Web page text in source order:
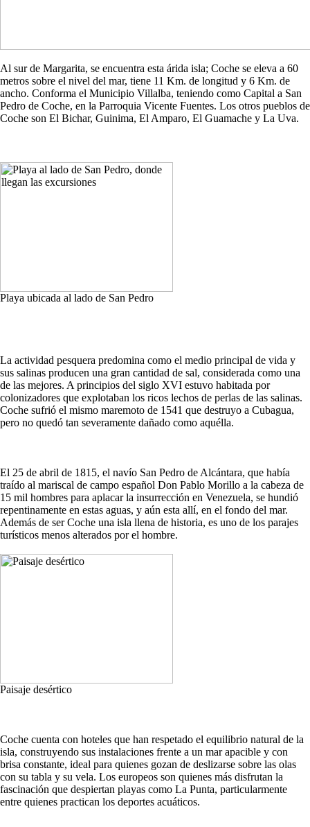
Al sur de Margarita, se encuentra esta árida isla; Coche se eleva a 60
metros sobre el nivel del mar, tiene 11 Km. de longitud y 6 Km. de
ancho. Conforma el Municipio Villalba, teniendo como Capital a San
Pedro de Coche, en la Parroquia Vicente Fuentes. Los otros pueblos de
Coche son El Bichar, Guinima, El Amparo, El Guamache y La Uva.
Playa ubicada al lado de San Pedro
La actividad pesquera predomina como el medio principal de vida y
sus salinas producen una gran cantidad de sal, considerada como una
de las mejores. A principios del siglo XVI estuvo habitada por
colonizadores que explotaban los ricos lechos de perlas de las salinas.
Coche sufrió el mismo maremoto de 1541 que destruyo a Cubagua,
pero no quedó tan severamente dañado como aquélla.
El 25 de abril de 1815, el navío San Pedro de Alcántara, que había
traído al mariscal de campo español Don Pablo Morillo a la cabeza de
15 mil hombres para aplacar la insurrección en Venezuela, se hundió
repentinamente en estas aguas, y aún esta allí, en el fondo del mar.
Además de ser Coche una isla llena de historia, es uno de los parajes
turísticos menos alterados por el hombre.
Paisaje desértico
Coche cuenta con hoteles que han respetado el equilibrio natural de la
isla, construyendo sus instalaciones frente a un mar apacible y con
brisa constante, ideal para quienes gozan de deslizarse sobre las olas
con su tabla y su vela. Los europeos son quienes más disfrutan la
fascinación que despiertan playas como La Punta, particularmente
entre quienes practican los deportes acuáticos.